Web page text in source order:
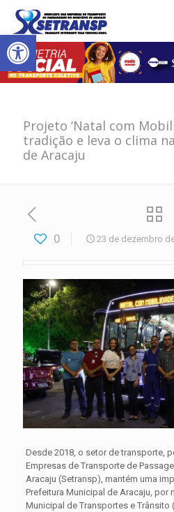
Abrir a barra de ferramentas
Projeto ‘Natal com
tradição e leva o clima
de Aracaju
0 23 de dezembro
Desde 2018, o setor de transporte,
Empresas de Transporte de
Aracaju (Setransp), mantém uma
Prefeitura Municipal de Aracaju, por
Municipal de Transportes e Trânsito